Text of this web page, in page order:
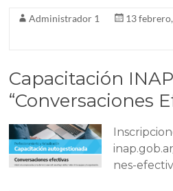
Administrador 1 13
Capacitación
“Conversaciones
nes-